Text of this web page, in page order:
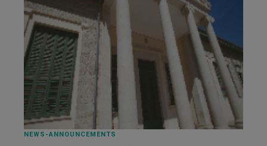
NEWS-ANNOUNCEMENTS